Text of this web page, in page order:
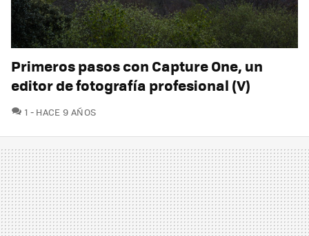
Primeros pasos con Capture One, un
editor de fotografía profesional (V)
1 COMENTARIOS
HACE 9 AÑOS